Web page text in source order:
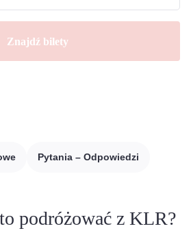
Znajdź bilety
Pytania – Odpowiedzi
podróżować z KLR?